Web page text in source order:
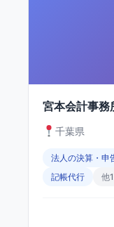
宮本会計事務
千葉県
法人の決算・申
記帳代行
他